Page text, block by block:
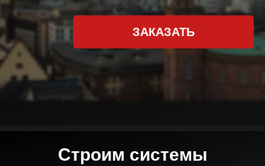
ЗАКАЗАТЬ
Строим системы